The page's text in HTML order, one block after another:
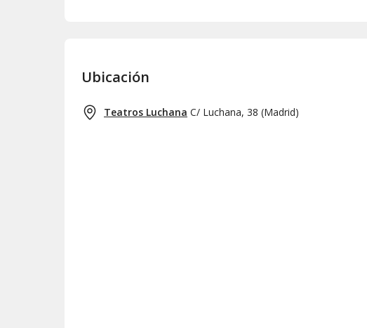
Ubicación
Teatros Luchana C/ Luchana, 38 (Madrid)